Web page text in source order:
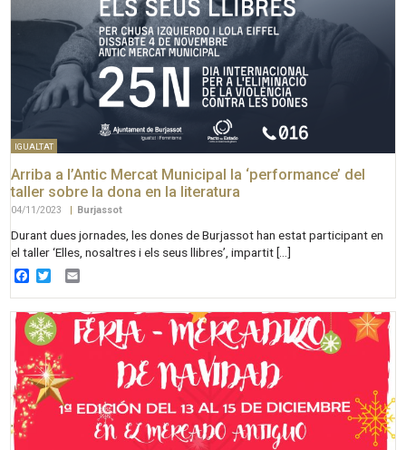
IGUALTAT
Arriba a l’Antic Mercat Municipal la ‘performance’ del
taller sobre la dona en la literatura
04/11/2023 Burjassot
Durant dues jornades, les dones de Burjassot han estat participant en
el taller ‘Elles, nosaltres i els seus llibres’, impartit […]
Facebook
Twitter